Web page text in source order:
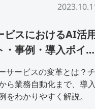
ビスにおけるAI活
・事例・導入ポイン
サービスの変革とは？チ
ら業務自動化まで、導入
をわかりやすく解説。